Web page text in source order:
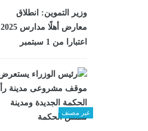
وزير التموين: انطلاق
معارض أهلًا مدارس 2025
اعتبارا من 1 سبتمبر
غير مصنف